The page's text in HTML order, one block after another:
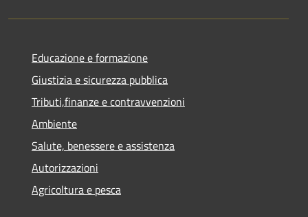
Educazione e formazione
Giustizia e sicurezza pubblica
Tributi,finanze e contravvenzioni
Ambiente
Salute, benessere e assistenza
Autorizzazioni
Agricoltura e pesca